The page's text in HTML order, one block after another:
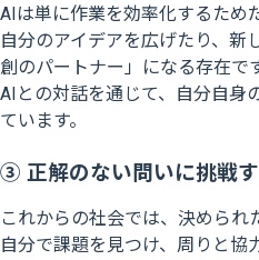
AIは単に作業を効率化するため
自分のアイデアを広げたり、新
創のパートナー」になる存在です
AIとの対話を通じて、自分自身
ています。
③ 正解のない問いに挑戦
これからの社会では、決められ
自分で課題を見つけ、周りと協